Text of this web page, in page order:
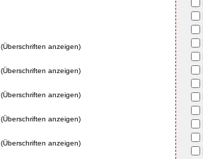
(Überschriften anzeigen)
(Überschriften anzeigen)
(Überschriften anzeigen)
(Überschriften anzeigen)
(Überschriften anzeigen)